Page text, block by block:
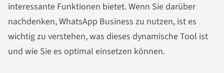
interessante Funktionen bietet. Wenn Sie darüber
nachdenken, WhatsApp Business zu nutzen, ist es
wichtig zu verstehen, was dieses dynamische Tool ist
und wie Sie es optimal einsetzen können.